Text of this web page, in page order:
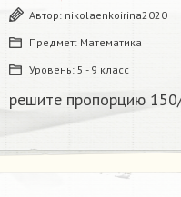
Автор: nikolaenkoirina2020
Предмет: Математика
Уровень: 5 - 9 класс
решите пропорцию